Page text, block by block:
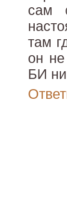
сам
там
он
БИ